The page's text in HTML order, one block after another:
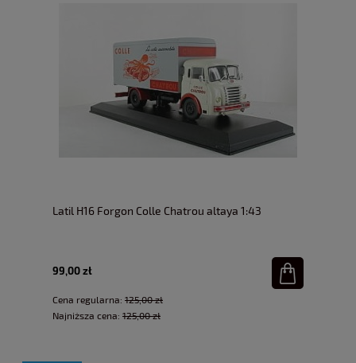
Latil H16 Forgon Colle Chatrou altaya 1:43
99,00 zł
Cena regularna: 125,00 zł
Najniższa cena: 125,00 zł